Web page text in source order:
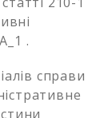
.
справи